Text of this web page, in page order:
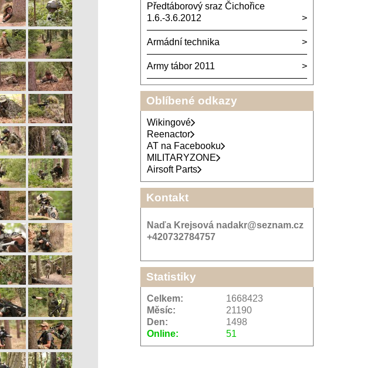
Předtáborový sraz Čichořice
1.6.-3.6.2012
Armádní technika
Army tábor 2011
Oblíbené odkazy
Wikingové
Reenactor
AT na Facebooku
MILITARYZONE
Airsoft Parts
Kontakt
Naďa Krejsová nadakr@seznam.cz
+420732784757
Statistiky
Online: 51
Celkem:
1668423
Měsíc:
21190
Den:
1498